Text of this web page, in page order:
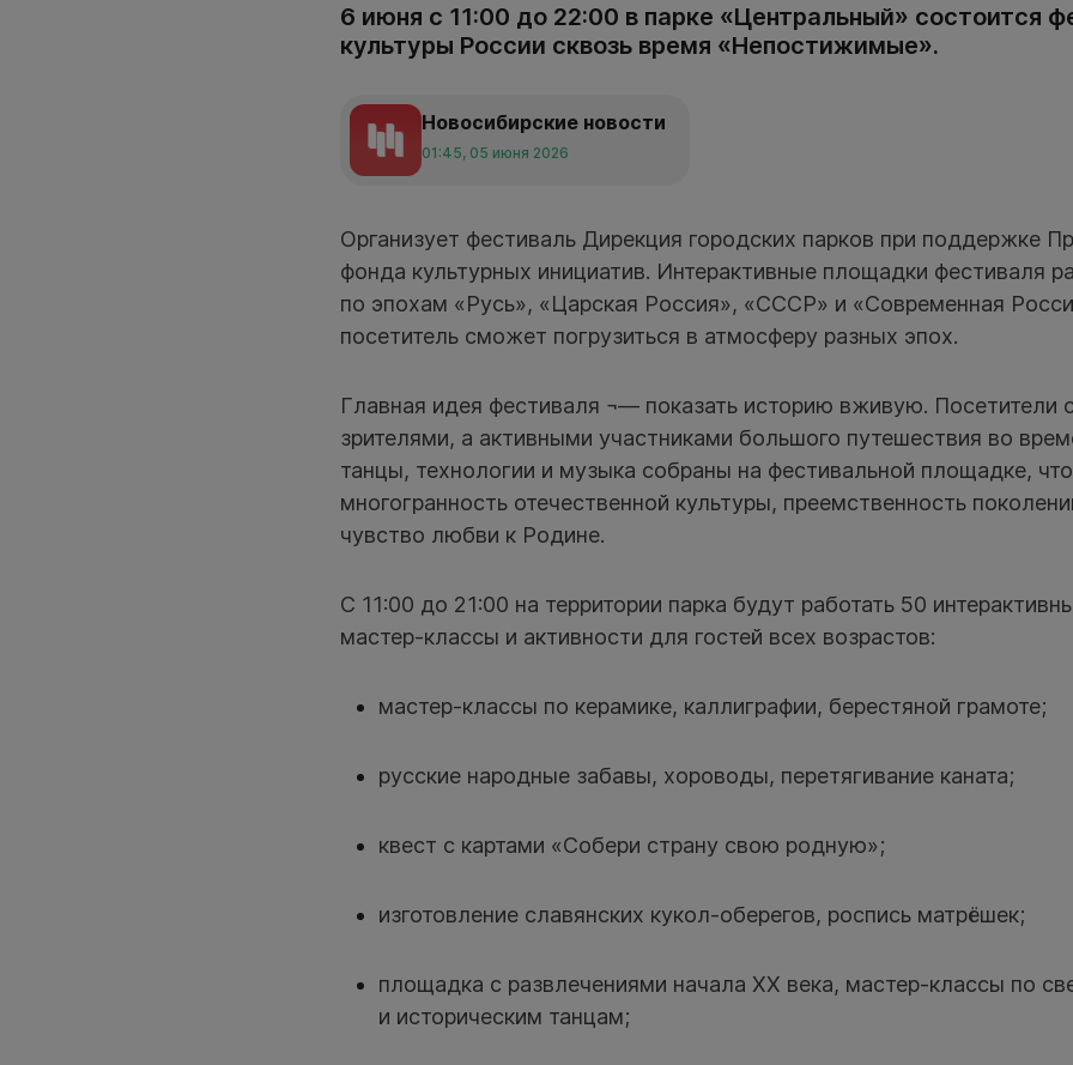
6 июня с 11:00 до 22:00 в парке «Центральный» состоится
культуры России сквозь время «Непостижимые».
Новосибирские новости
01:45, 05 июня 2026
Организует фестиваль Дирекция городских парков при поддержке
фонда культурных инициатив. Интерактивные площадки фестиваля
по эпохам «Русь», «Царская Россия», «СССР» и «Современная
посетитель сможет погрузиться в атмосферу разных эпох.
Главная идея фестиваля ¬— показать историю вживую. Посетители
зрителями, а активными участниками большого путешествия во
танцы, технологии и музыка собраны на фестивальной площадке,
многогранность отечественной культуры, преемственность
чувство любви к Родине.
С 11:00 до 21:00 на территории парка будут работать 50
мастер-классы и активности для гостей всех возрастов:
мастер-классы по керамике, каллиграфии, берестяной грамоте;
русские народные забавы, хороводы, перетягивание каната;
квест с картами «Собери страну свою родную»;
изготовление славянских кукол-оберегов, роспись матрёшек;
площадка с развлечениями начала XX века, мастер-классы по
и историческим танцам;